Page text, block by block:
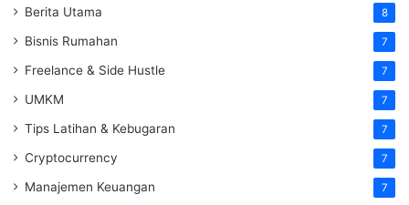
Berita Utama 8
Bisnis Rumahan 7
Freelance & Side Hustle 7
UMKM 7
Tips Latihan & Kebugaran 7
Cryptocurrency 7
Manajemen Keuangan 7